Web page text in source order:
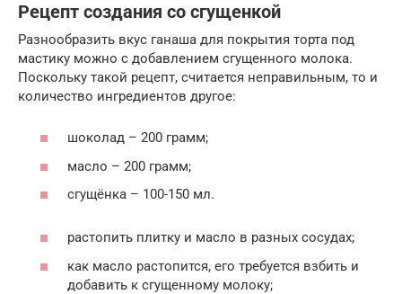
Рецепт создания со сгущенкой
Разнообразить вкус ганаша для покрытия торта под
мастику можно с добавлением сгущенного молока.
Поскольку такой рецепт, считается неправильным, то и
количество ингредиентов другое:
шоколад – 200 грамм;
масло – 200 грамм;
сгущёнка – 100-150 мл.
растопить плитку и масло в разных сосудах;
как масло растопится, его требуется взбить и
добавить к сгущенному молоку;